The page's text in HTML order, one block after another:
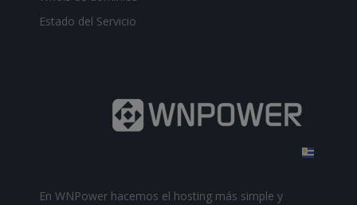
Estado del Servicio
En WNPower hacemos el hosting más simple y